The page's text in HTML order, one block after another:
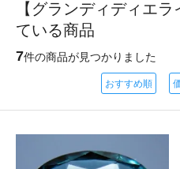
【グランディディエ
ている商品
7件の商品が見つかりました
おすすめ順